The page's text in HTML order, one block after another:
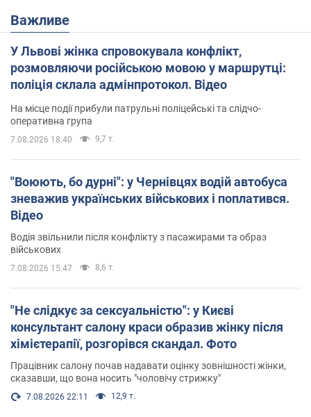
Важливе
У Львові жінка спровокувала конфлікт,
розмовляючи російською мовою у маршрутці:
поліція склала адмінпротокол. Відео
На місце події прибули патрульні поліцейські та слідчо-
оперативна група
7.08.2026 18:40 9,7 т.
"Воюють, бо дурні": у Чернівцях водій автобуса
зневажив українських військових і поплатився.
Відео
Водія звільнили після конфлікту з пасажирами та образ
військових
7.08.2026 15:47 8,6 т.
"Не слідкує за сексуальністю": у Києві
консультант салону краси образив жінку після
хімієтерапії, розгорівся скандал. Фото
Працівник салону почав надавати оцінку зовнішності жінки,
сказавши, що вона носить "чоловічу стрижку"
7.08.2026 22:11 12,9 т.